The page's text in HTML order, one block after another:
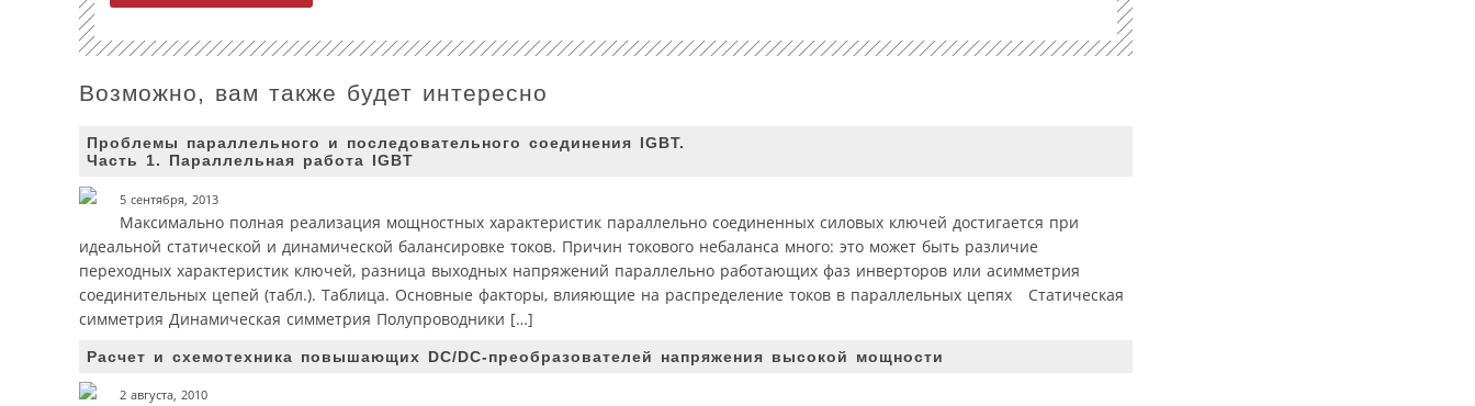
Возможно, вам также будет интересно
Проблемы параллельного и последовательного соединения IGBT.
Часть 1. Параллельная работа IGBT
5 сентября, 2013
Максимально полная реализация мощностных характеристик параллельно соединенных силовых ключей достигается при
идеальной статической и динамической балансировке токов. Причин токового небаланса много: это может быть различие
переходных характеристик ключей, разница выходных напряжений параллельно работающих фаз инверторов или асимметрия
соединительных цепей (табл.). Таблица. Основные факторы, влияющие на распределение токов в параллельных цепях Статическая
симметрия Динамическая симметрия Полупроводники […]
Расчет и схемотехника повышающих DC/DC-преобразователей напряжения высокой мощности
2 августа, 2010